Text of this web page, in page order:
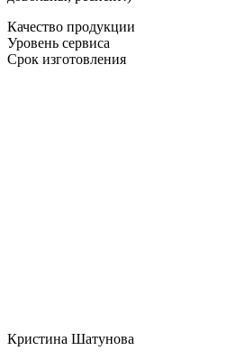
Качество продукции
Уровень сервиса
Срок изготовления
Кристина Шатунова